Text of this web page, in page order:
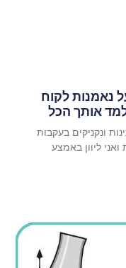
נאמנות לקוח
אותך הכל
ונקניקים בעקבות
ליוון באמצע